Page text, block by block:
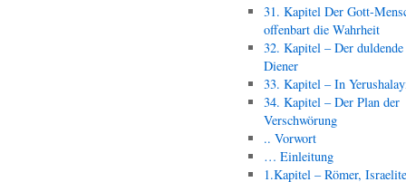
31. Kapitel Der Gott-
offenbart die Wahrheit
32. Kapitel – Der duldende
Diener
33. Kapitel – In
34. Kapitel – Der Plan der
Verschwörung
.. Vorwort
… Einleitung
1.Kapitel – Römer,